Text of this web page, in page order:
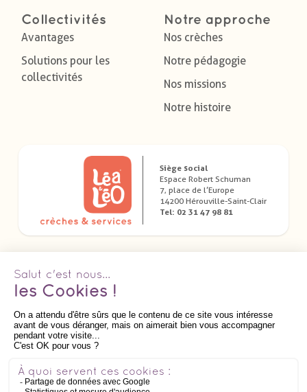
Collectivités
Avantages
Solutions pour les
collectivités
Notre approche
Nos crèches
Notre pédagogie
Nos missions
Notre histoire
Siège social
Espace Robert Schuman
7, place de l’Europe
14200 Hérouville-Saint-Clair
Tel: 02 31 47 98 81